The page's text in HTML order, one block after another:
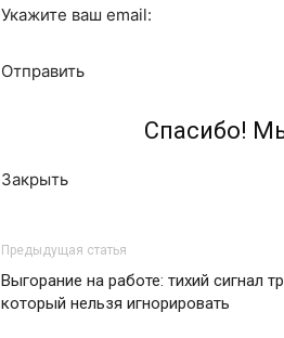
Укажите ваш email:
Отправить
Спасибо!
Закрыть
Предыдущая статья
Выгорание на работе: тихий сигнал
который нельзя игнорировать